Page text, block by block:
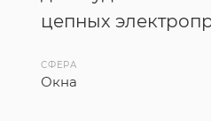
цепных
СФЕРА
Окна